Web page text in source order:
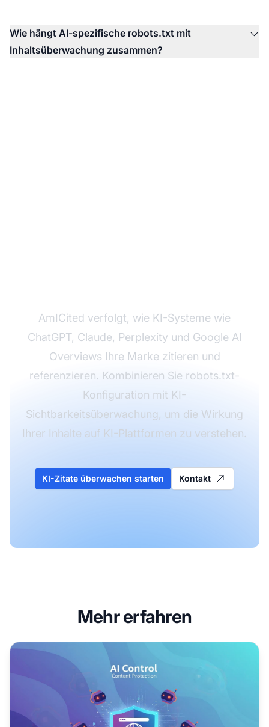
Wie hängt AI-spezifische robots.txt mit
Inhaltsüberwachung zusammen?
AmICited verfolgt, wie KI-Systeme wie
ChatGPT, Claude, Perplexity und Google AI
Overviews Ihre Marke zitieren und
referenzieren. Kombinieren Sie robots.txt-
Konfiguration mit KI-
Sichtbarkeitsüberwachung, um die Wirkung
Ihrer Inhalte auf KI-Plattformen zu verstehen.
KI-Zitate überwachen starten Kontakt
Mehr erfahren
Robots.txt für KI: Wie Sie steuern, welche Bots auf Ihre